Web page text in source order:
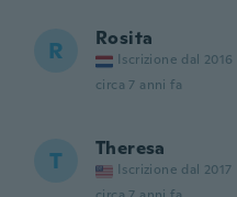
R Rosita
Iscrizione dal 2016
circa 7 anni fa
T Theresa
Iscrizione dal 2017